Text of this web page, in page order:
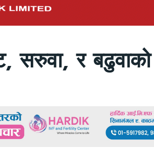
सरुवा, र बढुवाको